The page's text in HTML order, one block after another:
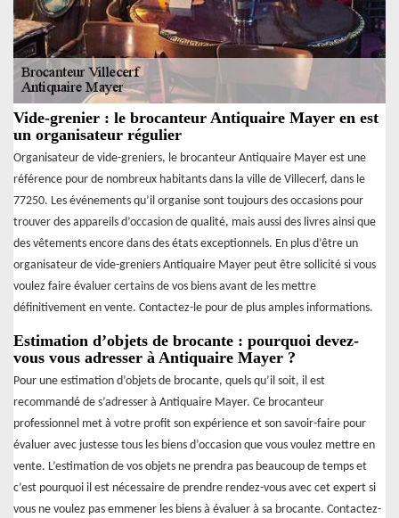
Vide-grenier : le brocanteur Antiquaire Mayer en est
un organisateur régulier
Organisateur de vide-greniers, le brocanteur Antiquaire Mayer est une
référence pour de nombreux habitants dans la ville de Villecerf, dans le
77250. Les événements qu’il organise sont toujours des occasions pour
trouver des appareils d’occasion de qualité, mais aussi des livres ainsi que
des vêtements encore dans des états exceptionnels. En plus d’être un
organisateur de vide-greniers Antiquaire Mayer peut être sollicité si vous
voulez faire évaluer certains de vos biens avant de les mettre
définitivement en vente. Contactez-le pour de plus amples informations.
Estimation d’objets de brocante : pourquoi devez-
vous vous adresser à Antiquaire Mayer ?
Pour une estimation d’objets de brocante, quels qu’il soit, il est
recommandé de s’adresser à Antiquaire Mayer. Ce brocanteur
professionnel met à votre profit son expérience et son savoir-faire pour
évaluer avec justesse tous les biens d’occasion que vous voulez mettre en
vente. L’estimation de vos objets ne prendra pas beaucoup de temps et
c’est pourquoi il est nécessaire de prendre rendez-vous avec cet expert si
vous ne voulez pas emmener les biens à évaluer à sa brocante. Contactez-